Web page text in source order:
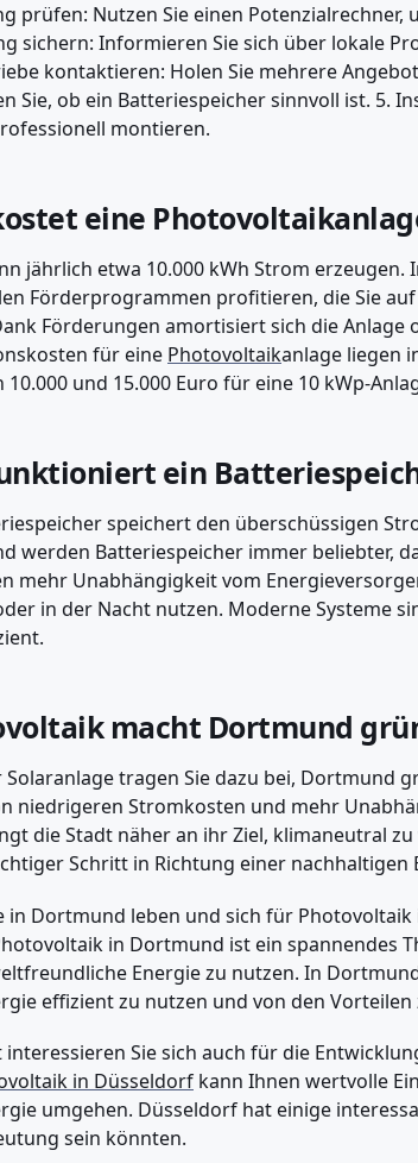
prüfen: Nutzen Sie einen Potenzialrechner,
sichern: Informieren Sie sich über lokale
kontaktieren: Holen Sie mehrere
Sie, ob ein Batteriespeicher sinnvoll ist. 5.
montieren.
eine
jährlich etwa 10.000 kWh Strom
Förderprogrammen profitieren, die Sie
Förderungen amortisiert sich die Anlage
für eine Photovoltaikanlage liegen
10.000 und 15.000 Euro für eine 10 kWp-
ein
speichert den überschüssigen
werden Batteriespeicher immer beliebter,
mehr Unabhängigkeit vom
in der Nacht nutzen. Moderne Systeme
macht Dortmund
Solaranlage tragen Sie dazu bei, Dortmund
niedrigeren Stromkosten und mehr
die Stadt näher an ihr Ziel, klimaneutral
Schritt in Richtung einer nachhaltigen
in Dortmund leben und sich für
in Dortmund ist ein spannendes
Energie zu nutzen. In
effizient zu nutzen und von den
interessieren Sie sich auch für die
in Düsseldorf kann Ihnen wertvolle
umgehen. Düsseldorf hat einige
sein könnten.